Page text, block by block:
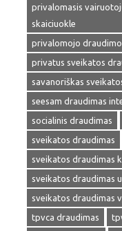
privalomasis
skaiciuokle
privalomojo
privatus sveikatos
savanoriškas
seesam draudimas
socialinis draudimas
sveikatos draudimas
sveikatos draudimas
sveikatos draudimas
sveikatos draudimas
tpvca draudimas